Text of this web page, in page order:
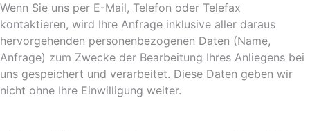
Wenn Sie uns per E-Mail, Telefon oder Telefax
kontaktieren, wird Ihre Anfrage inklusive aller daraus
hervorgehenden personenbezogenen Daten (Name,
Anfrage) zum Zwecke der Bearbeitung Ihres Anliegens bei
uns gespeichert und verarbeitet. Diese Daten geben wir
nicht ohne Ihre Einwilligung weiter.